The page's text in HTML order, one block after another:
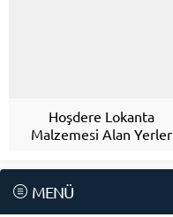
Hoşdere Lokanta
Malzemesi Alan Yerler
MENÜ